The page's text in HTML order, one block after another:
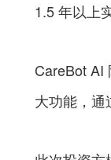
1.5 年以上
CareBot AI
大功能，通